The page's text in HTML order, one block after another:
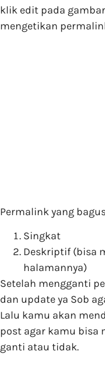
klik edit pada
mengetikan
Permalink yang
Singkat
Deskriptif (bisa
halamannya)
Setelah mengganti
dan update ya Sob
Lalu kamu akan
post agar kamu bisa
ganti atau tidak.